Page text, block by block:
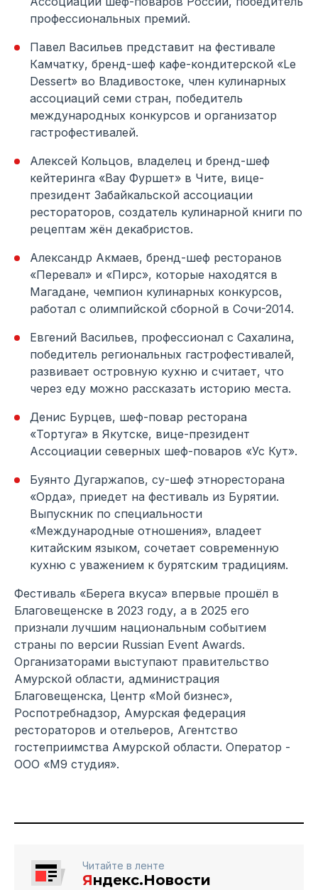
профессиональных премий.
Павел Васильев представит на фестивале
Камчатку, бренд-шеф кафе-кондитерской «Le
Dessert» во Владивостоке, член кулинарных
ассоциаций семи стран, победитель
международных конкурсов и организатор
гастрофестивалей.
Алексей Кольцов, владелец и бренд-шеф
кейтеринга «Вау Фуршет» в Чите, вице-
президент Забайкальской ассоциации
рестораторов, создатель кулинарной книги по
рецептам жён декабристов.
Александр Акмаев, бренд-шеф ресторанов
«Перевал» и «Пирс», которые находятся в
Магадане, чемпион кулинарных конкурсов,
работал с олимпийской сборной в Сочи-2014.
Евгений Васильев, профессионал с Сахалина,
победитель региональных гастрофестивалей,
развивает островную кухню и считает, что
через еду можно рассказать историю места.
Денис Бурцев, шеф-повар ресторана
«Тортуга» в Якутске, вице-президент
Ассоциации северных шеф-поваров «Ус Кут».
Буянто Дугаржапов, су-шеф этноресторана
«Орда», приедет на фестиваль из Бурятии.
Выпускник по специальности
«Международные отношения», владеет
китайским языком, сочетает современную
кухню с уважением к бурятским традициям.
Фестиваль «Берега вкуса» впервые прошёл в
Благовещенске в 2023 году, а в 2025 его
признали лучшим национальным событием
страны по версии Russian Event Awards.
Организаторами выступают правительство
Амурской области, администрация
Благовещенска, Центр «Мой бизнес»,
Роспотребнадзор, Амурская федерация
рестораторов и отельеров, Агентство
гостеприимства Амурской области. Оператор -
ООО «М9 студия».
Читайте в ленте
Яндекс.Новости